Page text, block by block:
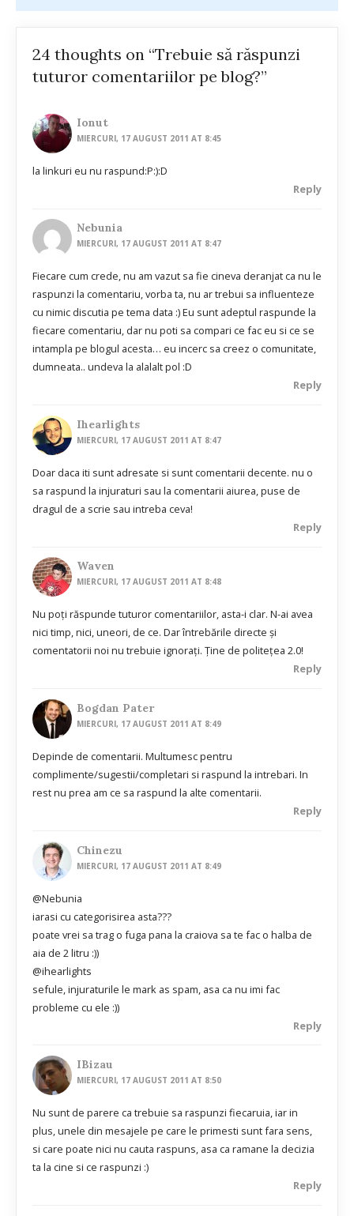
24 thoughts on “Trebuie să răspunzi
tuturor comentariilor pe blog?”
Ionut
MIERCURI, 17 AUGUST 2011 AT 8:45
la linkuri eu nu raspund:P:):D
Reply
Nebunia
MIERCURI, 17 AUGUST 2011 AT 8:47
Fiecare cum crede, nu am vazut sa fie cineva deranjat ca nu le
raspunzi la comentariu, vorba ta, nu ar trebui sa influenteze
cu nimic discutia pe tema data :) Eu sunt adeptul raspunde la
fiecare comentariu, dar nu poti sa compari ce fac eu si ce se
intampla pe blogul acesta… eu incerc sa creez o comunitate,
dumneata.. undeva la alalalt pol :D
Reply
Ihearlights
MIERCURI, 17 AUGUST 2011 AT 8:47
Doar daca iti sunt adresate si sunt comentarii decente. nu o
sa raspund la injuraturi sau la comentarii aiurea, puse de
dragul de a scrie sau intreba ceva!
Reply
Waven
MIERCURI, 17 AUGUST 2011 AT 8:48
Nu poţi răspunde tuturor comentariilor, asta-i clar. N-ai avea
nici timp, nici, uneori, de ce. Dar întrebările directe şi
comentatorii noi nu trebuie ignoraţi. Ţine de politeţea 2.0!
Reply
Bogdan Pater
MIERCURI, 17 AUGUST 2011 AT 8:49
Depinde de comentarii. Multumesc pentru
complimente/sugestii/completari si raspund la intrebari. In
rest nu prea am ce sa raspund la alte comentarii.
Reply
Chinezu
MIERCURI, 17 AUGUST 2011 AT 8:49
@Nebunia
iarasi cu categorisirea asta???
poate vrei sa trag o fuga pana la craiova sa te fac o halba de
aia de 2 litru :))
@ihearlights
sefule, injuraturile le mark as spam, asa ca nu imi fac
probleme cu ele :))
Reply
IBizau
MIERCURI, 17 AUGUST 2011 AT 8:50
Nu sunt de parere ca trebuie sa raspunzi fiecaruia, iar in
plus, unele din mesajele pe care le primesti sunt fara sens,
si care poate nici nu cauta raspuns, asa ca ramane la decizia
ta la cine si ce raspunzi :)
Reply